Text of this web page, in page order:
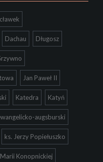
Dachau Długosz
Jan Paweł II
Katedra Katyń
augsburski
ks. Jerzy Popiełuszko
Konopnickiej